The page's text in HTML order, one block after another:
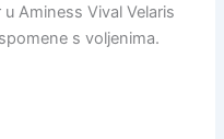
Aminess Vival Velaris
s voljenima.